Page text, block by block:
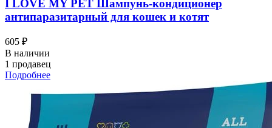
I LOVЕ MY PET Шампунь-кондиционер
антипаразитарный для кошек и котят
605 ₽
В наличии
1 продавец
Подробнее